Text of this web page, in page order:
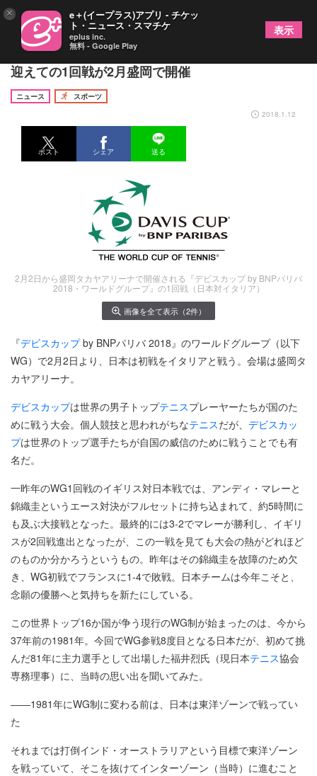
デ杯WG初進出時の思いを福井烈が語る イタリアを
迎えての1回戦が2月盛岡で開催
ニュース
スポーツ
2018.1.12
ポスト シェア 送る
2月2日から盛岡タカヤアリーナで開催される『デビスカップ by BNPパリバ
2018・ワールドグループ』の1回戦（日本対イタリア）
画像を全て表示（2件）
『デビスカップby BNPパリバ 2018』のワールドグループ（以下
WG）で2月2日より、日本は初戦をイタリアと戦う。会場は盛岡タ
カヤアリーナ。
デビスカップは世界の男子トップテニスプレーヤーたちが国のた
めに戦う大会。個人競技と思われがちなテニスだが、 デビスカッ
プは世界のトップ選手たちが自国の威信のために戦うことでも有
名だ。
一昨年のWG1回戦のイギリス対日本戦では、アンディ・マレーと
錦織圭というエース対決がフルセットに持ち込まれて、約5時間に
も及ぶ大接戦となった。最終的には3-2でマレーが勝利し、イギリ
スが2回戦進出となったが、この一戦を見ても大会の熱がどれほど
のものか分かろうというもの。昨年はその錦織圭を故障のため欠
き、WG初戦でフランスに1-4で敗戦。日本チームは今年こそと、
念願の優勝へと気持ちを新たにしている。
この世界トップ16か国が争う現行のWG制が始まったのは、今から
37年前の1981年。今回でWG参戦8度目となる日本だが、初めて挑
んだ81年に主力選手として出場した福井烈氏（現日本テニス協会
専務理事）に、当時の思い出を聞いてみた。
――1981年にWG制に変わる前は、日本は東洋ゾーンで戦ってい
た
それまでは打倒インド・オーストラリアという目標で東洋ゾーン
を戦っていて、そこを抜けてインターゾーン（当時）に進むこと
× e＋(イープラス)アプリ - チケッ
ト・ニュース・スマチケ
eplus inc.
無料 - Google Play
表示